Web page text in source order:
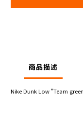
商品描述
Nike Dunk Low "Team